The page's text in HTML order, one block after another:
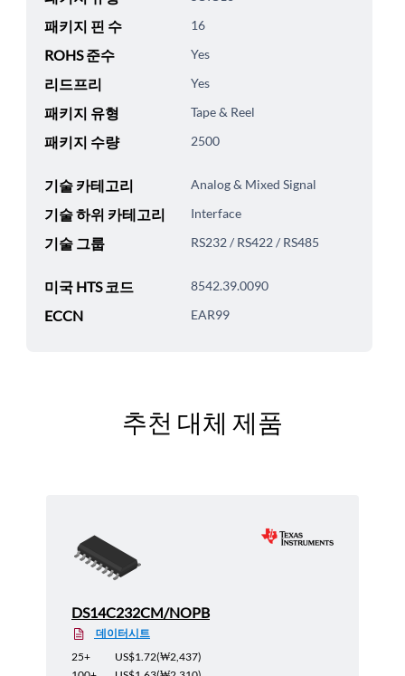
패키지 핀 수 16
ROHS 준수 Yes
리드프리 Yes
패키지 유형 Tape & Reel
패키지 수량 2500
기술 카테고리 Analog & Mixed Signal
기술 하위 카테고리 Interface
기술 그룹 RS232 / RS422 / RS485
미국 HTS 코드 8542.39.0090
ECCN EAR99
추천 대체 제품
DS14C232CM/NOPB
데이터시트
25+
US$1.72(₩2,437)